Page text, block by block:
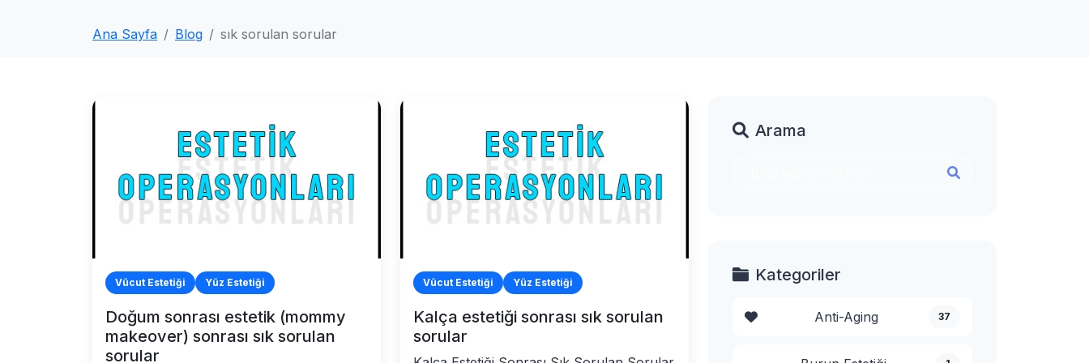
Ana Sayfa Blog sık sorulan sorular
Vücut Estetiği Yüz Estetiği
Doğum sonrası estetik (mommy
makeover) sonrası sık sorulan
sorular
Vücut Estetiği Yüz Estetiği
Kalça estetiği sonrası sık sorulan
sorular
Arama
Kategoriler
Anti-Aging 37